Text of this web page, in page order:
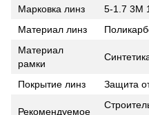
Марковка линз
5-1.7 3M
Материал линз
Материал
рамки
Покрытие линз Защита
Рекомендуемое